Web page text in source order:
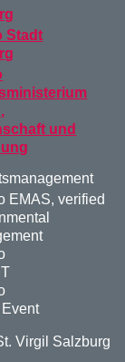
Virgil Salzburg